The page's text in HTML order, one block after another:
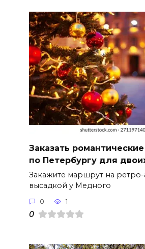
Заказать
по Петербургу для
Закажите маршрут на
высадкой у Медного
0 1
0